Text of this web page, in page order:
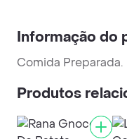
Informação do
Comida Preparada.
Produtos